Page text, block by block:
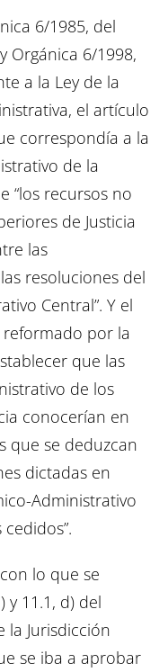
6/1985, del
Orgánica 6/1998,
a la Ley de la
el artículo
correspondía a la
de la
“los recursos no
de Justicia
las
resoluciones del
Central”. Y el
reformado por la
que las
de los
conocerían en
que se deduzcan
dictadas en
Administrativo
lo que se
y 11.1, d) del
la Jurisdicción
se iba a aprobar